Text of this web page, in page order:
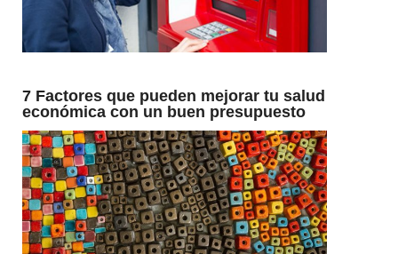
7 Factores que pueden mejorar tu salud
económica con un buen presupuesto
familiar